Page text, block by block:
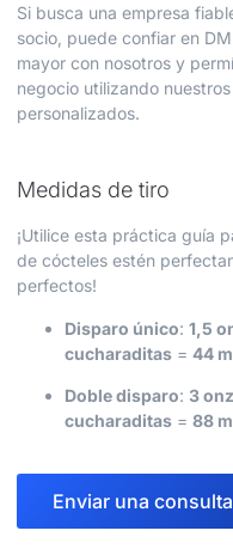
Si busca una empresa
socio, puede confiar en
mayor con nosotros y
negocio utilizando
personalizados.
Medidas de tiro
¡Utilice esta práctica guía
de cócteles estén
perfectos!
Disparo único: 1,5
cucharaditas = 44
Doble disparo: 3
cucharaditas = 88
Enviar una consulta